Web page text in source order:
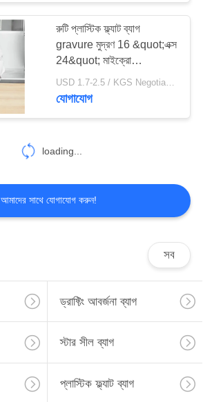
রুটি প্লাস্টিক ফ্ল্যাট ব্যাগ
gravure মুদ্রণ 16 &quot;এক্স
24&quot; মাইক্রো
পারফর্মেশনের সাথে
USD 1.7-2.5 / KGS Negotiable MOQ:1000KGS
যোগাযোগ
loading...
আমাদের সাথে যোগাযোগ করুন!
সব
ড্রাফ্টিং আবর্জনা ব্যাগ
স্টার সীল ব্যাগ
প্লাস্টিক ফ্ল্যাট ব্যাগ